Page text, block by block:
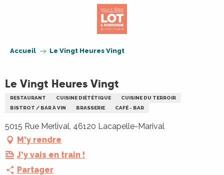
Accueil Le Vingt Heures Vingt
Le Vingt Heures Vingt
RESTAURANT CUISINE DIÉTÉTIQUE
CUISINE DU TERROIR
BISTROT / BAR À VIN
BRASSERIE CAFÉ - BAR
5015 Rue Merlival, 46120 Lacapelle-Marival
M'y rendre
J'y vais en train !
Partager